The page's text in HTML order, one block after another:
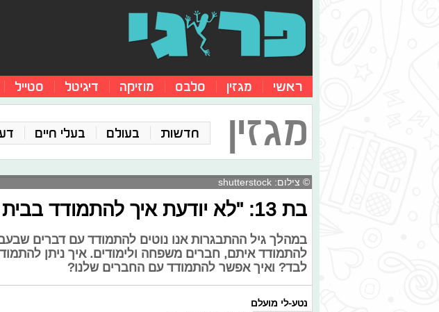
ראשי מגזין סלבס מוזיקה דיגיטל סטייל
מגזין חדשות בעולם בעלי חיים
© צילום: shutterstock
בת 13: "לא יודעת איך להתמודד בבית ספר"
במהלך גיל ההתבגרות אנו נוטים להתמודד עם דברים
להתמודד איתם, חברים משפחה ולימודים. איך ניתן
לבד? ואיך אפשר להתמודד עם החברים שלנו?
נטע-לי מועלם